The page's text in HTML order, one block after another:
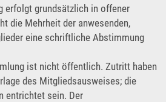
erfolgt grundsätzlich in offener
die Mehrheit der anwesenden,
eine schriftliche Abstimmung
ist nicht öffentlich. Zutritt haben
des Mitgliedsausweises; die
entrichtet sein. Der